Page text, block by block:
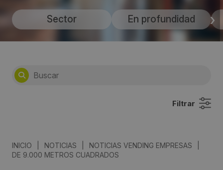
Sector En profundidad
Filtrar
INICIO NOTICIAS NOTICIAS VENDING EMPRESAS
DE 9.000 METROS CUADRADOS